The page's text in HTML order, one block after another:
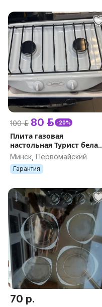
100 р. 80 р. -20%
Плита газовая
настольная Турист белая
ПГ 700-03
Минск, Первомайский
Гарантия
70 р.